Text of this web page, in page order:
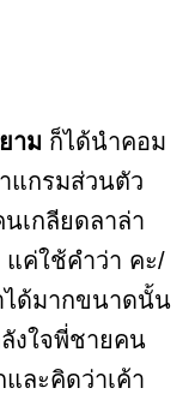
าม ก็ได้นำคอม
แกรมส่วนตัว
เกลียดลาล่า
ค่ใช้คำว่า คะ/
ได้มากขนาดนั้น
ลังใจพี่ชายคน
ละคิดว่าเค้า